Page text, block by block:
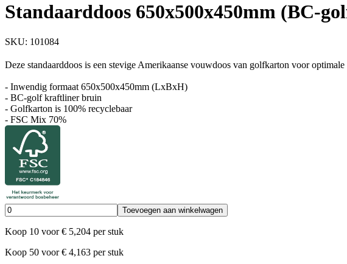
Standaarddoos 650x500x450mm (BC-
SKU: 101084
Deze standaarddoos is een stevige Amerikaanse vouwdoos van golfkarton voor
- Inwendig formaat 650x500x450mm (LxBxH)
- BC-golf kraftliner bruin
- Golfkarton is 100% recyclebaar
- FSC Mix 70%
Toevoegen aan winkelwagen
Koop 10 voor € 5,204 per stuk
Koop 50 voor € 4,163 per stuk